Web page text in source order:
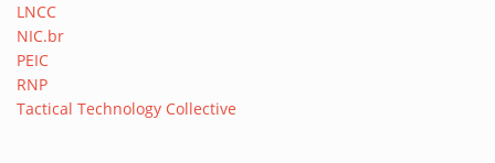
LNCC
NIC.br
PEIC
RNP
Tactical Technology Collective